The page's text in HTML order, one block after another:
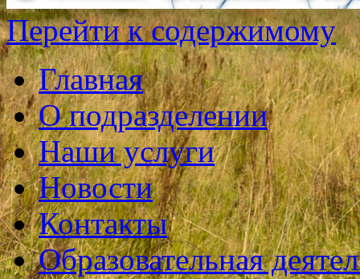
Перейти к содержимому
Главная
О подразделении
Наши услуги
Новости
Контакты
Образовательная